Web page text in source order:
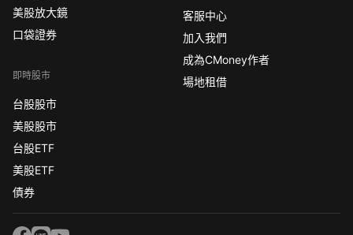
美股放大鏡
口袋證券
即時股市
台股股市
美股股市
台股ETF
美股ETF
債券
客服中心
加入我們
成為CMoney作者
場地租借